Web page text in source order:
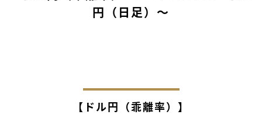
円（日足）～
【ドル円（乖離率）】